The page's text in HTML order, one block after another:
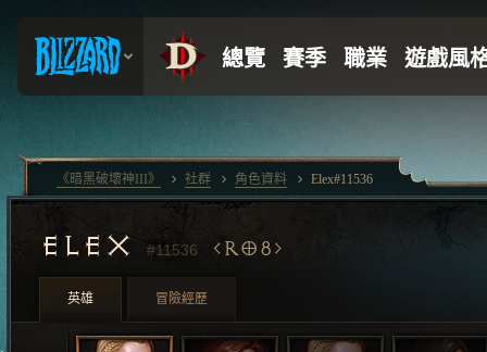
ELEX #11536 RO8
英雄 冒險經歷
《暗黑破壞神III》 社群 角色資料 Elex#11536